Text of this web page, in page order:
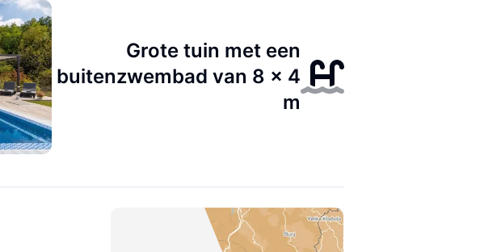
Grote tuin met een
buitenzwembad van 8 x 4
m